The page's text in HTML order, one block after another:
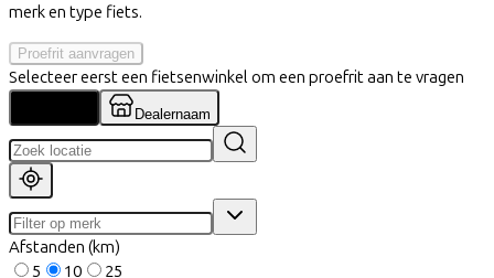
merk en type fiets.
Proefrit aanvragen
Selecteer eerst een fietsenwinkel om een proefrit aan te vragen
Dealernaam
Afstanden (km)
5
10 25